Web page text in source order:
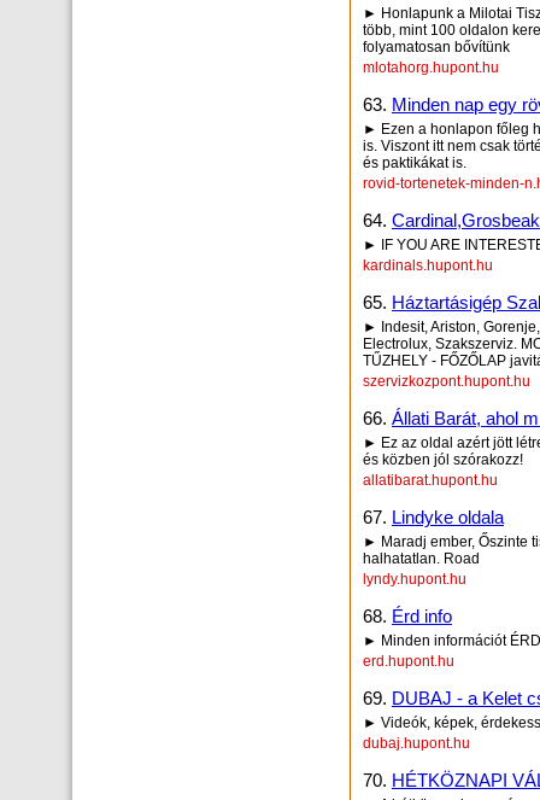
► Honlapunk a Milotai
több, mint 100 oldalon
folyamatosan bővítünk
mlotahorg.hupont.hu
63. Minden nap egy
► Ezen a honlapon főleg
is. Viszont itt nem csak
és paktikákat is.
rovid-tortenetek-minden-
64.
► IF YOU ARE
kardinals.hupont.hu
65. Háztartásigép
► Indesit, Ariston,
Electrolux, Szakszerviz.
TŰZHELY - FŐZŐLAP
szervizkozpont.hupont.hu
66. Állati Barát, ahol
► Ez az oldal azért jött
és közben jól szórakozz!
allatibarat.hupont.hu
67. Lindyke oldala
► Maradj ember, Őszinte
halhatatlan. Road
lyndy.hupont.hu
68. Érd info
► Minden információt
erd.hupont.hu
69. DUBAJ - a Kelet
► Videók, képek,
dubaj.hupont.hu
70. HÉTKÖZNAPI